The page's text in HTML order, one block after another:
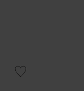
Lägg till i favoriter